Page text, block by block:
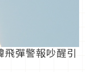
飛彈警報吵醒引